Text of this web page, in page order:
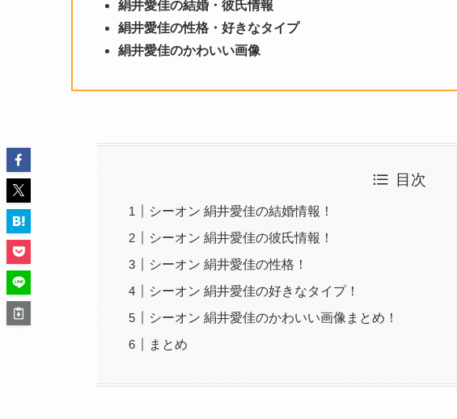
絹井愛佳の結婚・彼氏情報
絹井愛佳の性格・好きなタイプ
絹井愛佳のかわいい画像
目次
シーオン 絹井愛佳の結婚情報！
シーオン 絹井愛佳の彼氏情報！
シーオン 絹井愛佳の性格！
シーオン 絹井愛佳の好きなタイプ！
シーオン 絹井愛佳のかわいい画像まとめ！
まとめ